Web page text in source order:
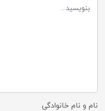
نام و نام خانوادگی